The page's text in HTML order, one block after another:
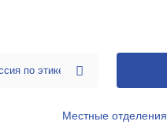
Местные отделения